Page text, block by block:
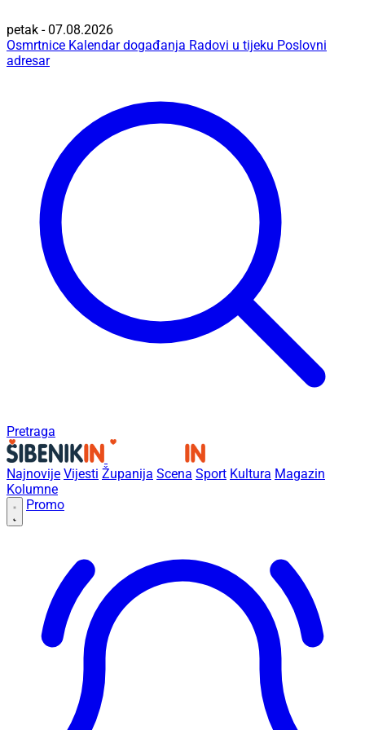
petak - 07.08.2026
Osmrtnice Kalendar događanja Radovi u tijeku Poslovni
adresar
Pretraga
Najnovije Vijesti Županija Scena Sport Kultura Magazin
Kolumne
Promo